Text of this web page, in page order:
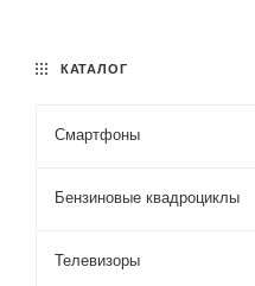
КАТАЛОГ
Смартфоны
Бензиновые квадроциклы
Телевизоры